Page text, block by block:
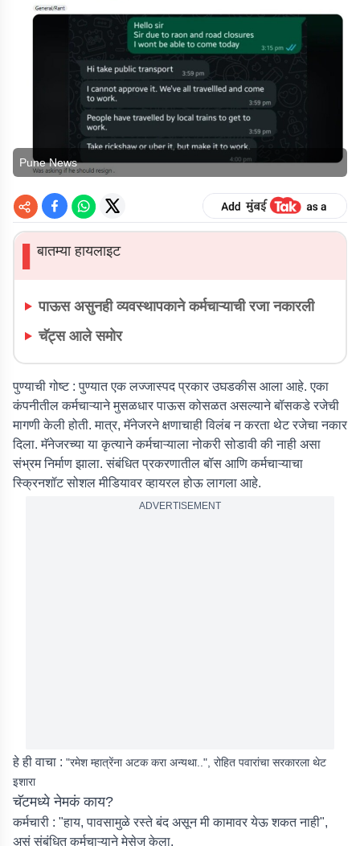
Pune News
▌बातम्या हायलाइट
पाऊस असुनही व्यवस्थापकाने कर्मचाऱ्याची रजा नकारली
चॅट्स आले समोर
पुण्याची गोष्ट : पुण्यात एक लज्जास्पद प्रकार उघडकीस आला आहे. एका
कंपनीतील कर्मचाऱ्याने मुसळधार पाऊस कोसळत असल्याने बॉसकडे रजेची
मागणी केली होती. मात्र, मॅनेजरने क्षणाचाही विलंब न करता थेट रजेचा नकार
दिला. मॅनेजरच्या या कृत्याने कर्मचाऱ्याला नोकरी सोडावी की नाही असा
संभ्रम निर्माण झाला. संबंधित प्रकरणातील बॉस आणि कर्मचाऱ्याचा
स्क्रिनशॉट सोशल मीडियावर व्हायरल होऊ लागला आहे.
ADVERTISEMENT
हे ही वाचा : "रमेश म्हात्रेंना अटक करा अन्यथा..", रोहित पवारांचा सरकारला थेट
इशारा
चॅटमध्ये नेमकं काय?
कर्मचारी : "हाय, पावसामुळे रस्ते बंद असून मी कामावर येऊ शकत नाही",
असं संबंधित कर्मचाऱ्याने मेसेज केला.